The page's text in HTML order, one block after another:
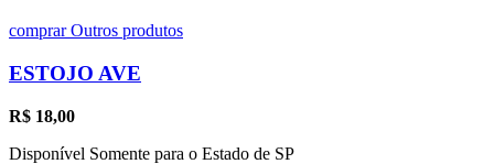
comprarOutros produtos
ESTOJO AVE
R$ 18,00
Disponível Somente para o Estado de SP